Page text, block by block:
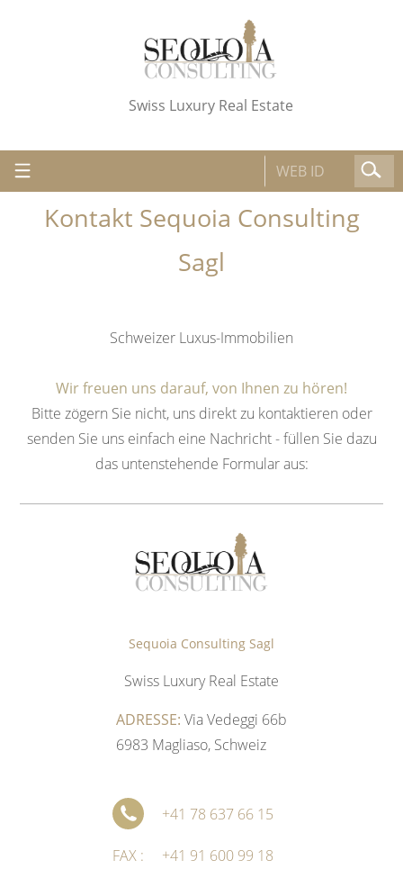
Swiss Luxury Real Estate
Kontakt Sequoia Consulting
Sagl
Schweizer Luxus-Immobilien
Wir freuen uns darauf, von Ihnen zu hören!
Bitte zögern Sie nicht, uns direkt zu kontaktieren oder
senden Sie uns einfach eine Nachricht - füllen Sie dazu
das untenstehende Formular aus:
Sequoia Consulting Sagl
Swiss Luxury Real Estate
ADRESSE: Via Vedeggi 66b
6983 Magliaso, Schweiz
+41 78 637 66 15
+41 91 600 99 18